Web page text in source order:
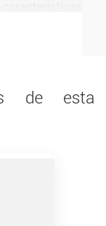
y
de esta